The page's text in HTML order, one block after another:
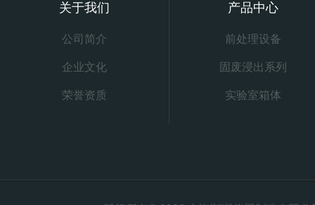
关于我们
公司简介
企业文化
荣誉资质
产品中心
前处理设备
固废浸出系列
实验室箱体